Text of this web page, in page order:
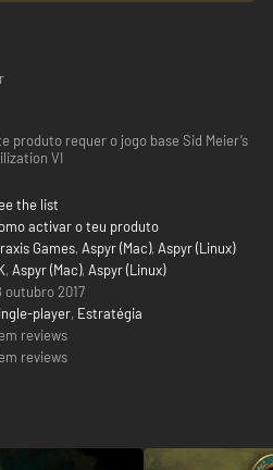
produto requer o jogo base Sid Meier’s
VI
the list
activar o teu produto
Games, Aspyr (Mac), Aspyr (Linux)
, Aspyr (Mac), Aspyr (Linux)
outubro 2017
player, Estratégia
reviews
reviews